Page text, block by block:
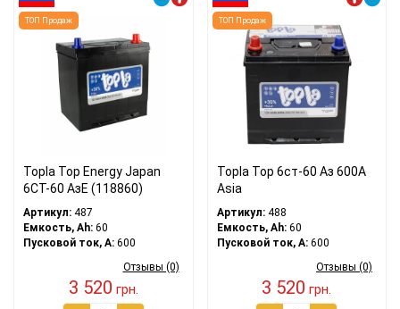
ТОП Продаж
Topla Top Energy Japan
6CT-60 АзE (118860)
Артикул: 487
Емкость, Ah: 60
Пусковой ток, A: 600
Отзывы (0)
3 520 грн.
ТОП Продаж
Topla Top 6ст-60 Аз 600A
Asia
Артикул:488
Емкость, Ah:60
Пусковой ток, A:600
Отзывы (0)
3 520 грн.